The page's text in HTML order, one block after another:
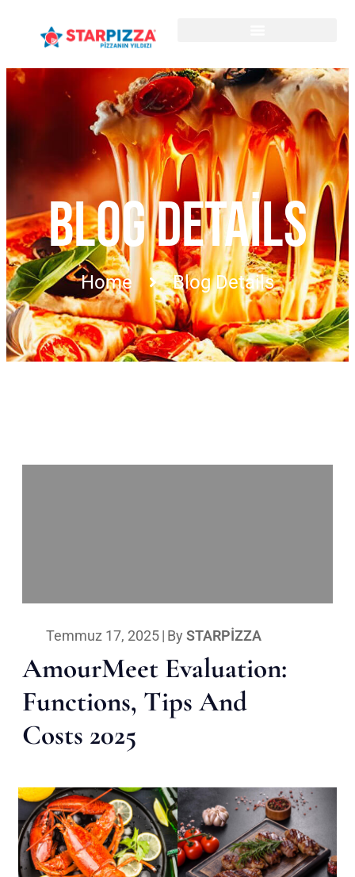
BLOG DETAILS
Home Blog Details
Temmuz 17, 2025| By STARPIZZA
AmourMeet Evaluation:
Functions, Tips And
Costs 2025